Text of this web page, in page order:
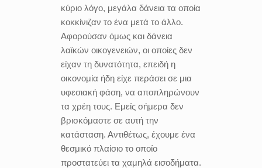
κύριο λόγο, μεγάλα δάνεια τα οποία
κοκκίνιζαν το ένα μετά το άλλο.
Αφορούσαν όμως και δάνεια
λαϊκών οικογενειών, οι οποίες δεν
είχαν τη δυνατότητα, επειδή η
οικονομία ήδη είχε περάσει σε μια
υφεσιακή φάση, να αποπληρώνουν
τα χρέη τους. Εμείς σήμερα δεν
βρισκόμαστε σε αυτή την
κατάσταση. Αντιθέτως, έχουμε ένα
θεσμικό πλαίσιο το οποίο
προστατεύει τα χαμηλά εισοδήματα.